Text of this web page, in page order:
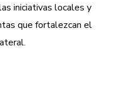
iniciativas locales y
que fortalezcan el